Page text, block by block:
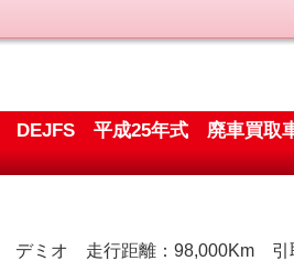
DEJFS 平成25年式 廃車買取
ミオ 走行距離：98,000Km 引